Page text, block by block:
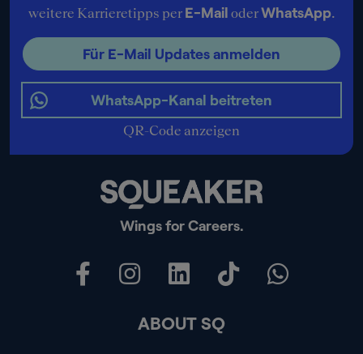
Wings for Careers.
weitere Karrieretipps per E-Mail oderWhatsApp.
Für E-Mail Updates anmelden
WhatsApp-Kanal beitreten
QR-Code anzeigen
ABOUT SQ